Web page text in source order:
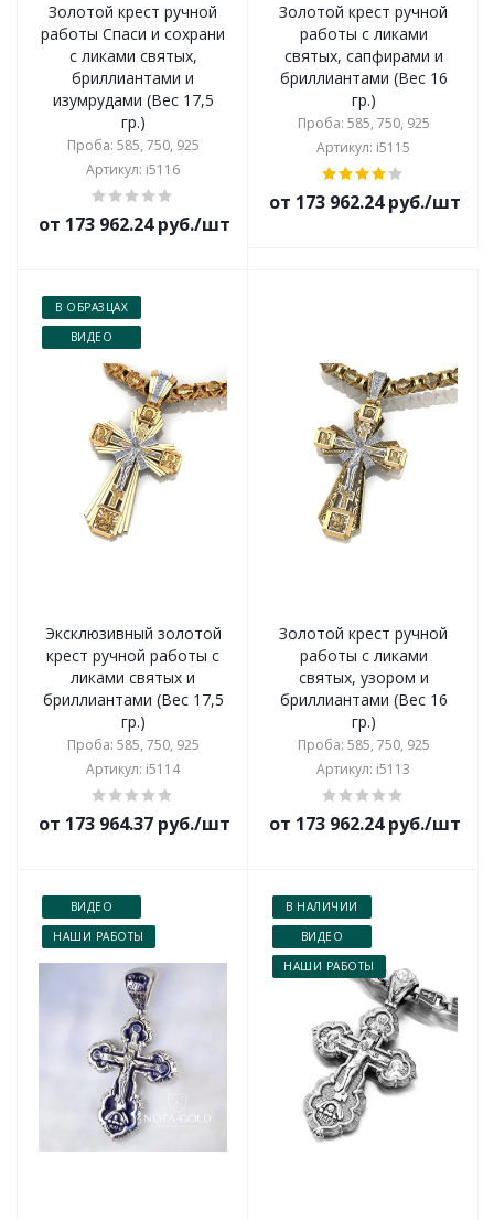
Золотой крест ручной
работы Спаси и сохрани
с ликами святых,
бриллиантами и
изумрудами (Вес 17,5
гр.)
Проба: 585, 750, 925
Артикул: i5116
от 173 962.24 руб./шт
Золотой крест ручной
работы с ликами
святых, сапфирами и
бриллиантами (Вес 16
гр.)
Проба: 585, 750, 925
Артикул: i5115
от 173 962.24 руб./шт
В ОБРАЗЦАХ
ВИДЕО
Эксклюзивный золотой
крест ручной работы с
ликами святых и
бриллиантами (Вес 17,5
гр.)
Проба: 585, 750, 925
Артикул: i5114
от 173 964.37 руб./шт
Золотой крест ручной
работы с ликами
святых, узором и
бриллиантами (Вес 16
гр.)
Проба: 585, 750, 925
Артикул: i5113
от 173 962.24 руб./шт
ВИДЕО
НАШИ РАБОТЫ
В НАЛИЧИИ
ВИДЕО
НАШИ РАБОТЫ